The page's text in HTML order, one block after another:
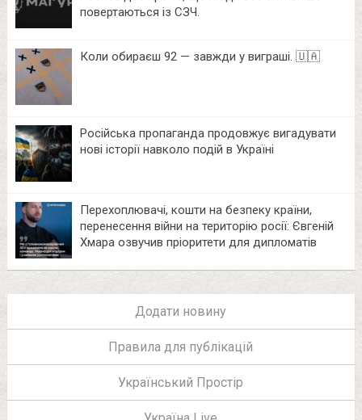
повертаються із СЗЧ.
Коли обираєш 92 — завжди у виграші. 🇺🇦
Російська пропаганда продовжує вигадувати
нові історії навколо подій в Україні
Перехоплювачі, кошти на безпеку країни,
перенесення війни на територію росії: Євгеній
Хмара озвучив пріоритети для дипломатів
Додати новину
Правила для публікацій
Український Простір